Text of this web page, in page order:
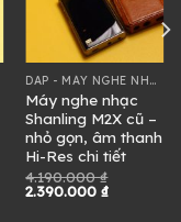
DAP - MÁY NGHE NHẠC
Máy nghe nhạc
Shanling M2X cũ –
nhỏ gọn, âm thanh
Hi-Res chi tiết
4.190.000₫
Giá
2.390.000₫Giá